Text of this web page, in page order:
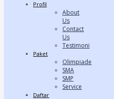
Profil
About
Us
Contact
Us
Testimoni
Paket
Olimpiade
SMA
SMP
Service
Daftar